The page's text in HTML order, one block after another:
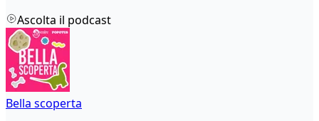
Ascolta il podcast
Bella scoperta